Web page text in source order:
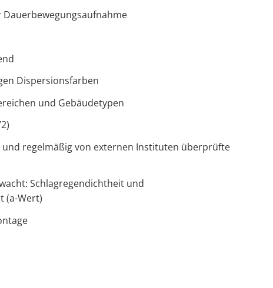
Dispersionsfarben
und Gebäudetypen
regelmäßig von externen Instituten überprüfte
Schlagregendichtheit und
(a-Wert)